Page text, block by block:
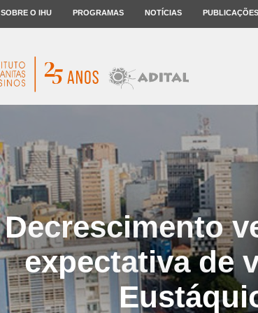
SOBRE O IHU PROGRAMAS NOTÍCIAS PUBLICAÇÕES
Decrescimento
expectativa de